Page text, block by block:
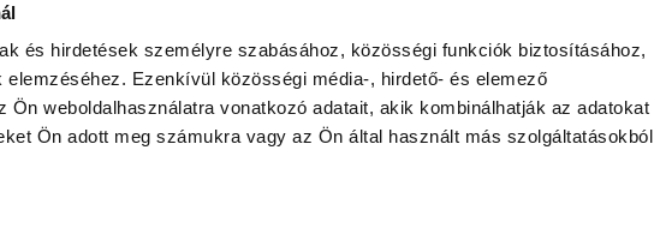
és hirdetések személyre szabásához, közösségi funkciók biztosításához,
elemzéséhez. Ezenkívül közösségi média-, hirdető- és elemező
Ön weboldalhasználatra vonatkozó adatait, akik kombinálhatják az adatokat
Ön adott meg számukra vagy az Ön által használt más szolgáltatásokból
és